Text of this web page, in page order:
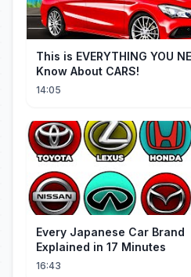
This is EVERYTHING YOU
Know About CARS!
14:05
Every Japanese Car Brand
Explained in 17 Minutes
16:43